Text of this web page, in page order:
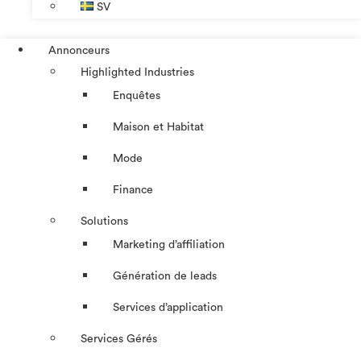
SV
Annonceurs
Highlighted Industries
Enquêtes
Maison et Habitat
Mode
Finance
Solutions
Marketing d’affiliation
Génération de leads
Services d’application
Services Gérés